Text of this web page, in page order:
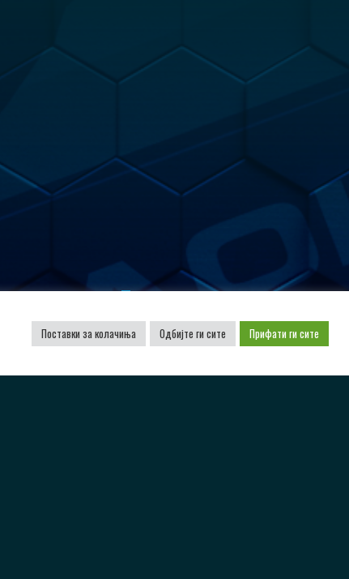
Поддржано од
Поставки за колачиња Одбијте ги сите Прифати ги сите